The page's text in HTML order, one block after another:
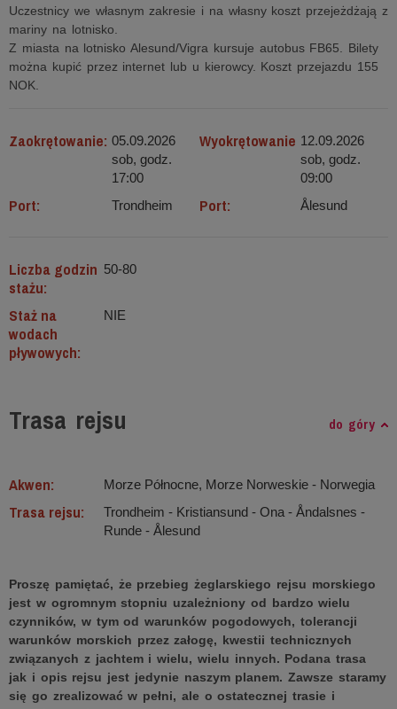
Uczestnicy we własnym zakresie i na własny koszt przejeżdżają z
mariny na lotnisko.
Z miasta na lotnisko Alesund/Vigra kursuje autobus FB65. Bilety
można kupić przez internet lub u kierowcy. Koszt przejazdu 155
NOK.
Zaokrętowanie: 05.09.2026
sob, godz.
17:00
Wyokrętowanie 12.09.2026
sob, godz.
09:00
Port: Trondheim Port: Ålesund
Liczba godzin
stażu:
50-80
Staż na
wodach
pływowych:
NIE
Trasa rejsu do góry
Akwen: Morze Północne, Morze Norweskie ‐ Norwegia
Trasa rejsu:
Trondheim - Kristiansund - Ona - Åndalsnes -
Runde - Ålesund
Proszę pamiętać, że przebieg żeglarskiego rejsu morskiego
jest w ogromnym stopniu uzależniony od bardzo wielu
czynników, w tym od warunków pogodowych, tolerancji
warunków morskich przez załogę, kwestii technicznych
związanych z jachtem i wielu, wielu innych. Podana trasa
jak i opis rejsu jest jedynie naszym planem. Zawsze staramy
się go zrealizować w pełni, ale o ostatecznej trasie i